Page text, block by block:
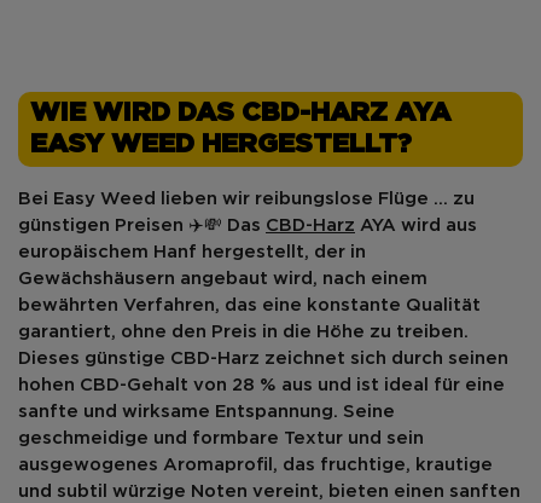
WIE WIRD DAS CBD-HARZ AYA
EASY WEED HERGESTELLT?
Bei Easy Weed
lieben wir reibungslose Flüge ... zu
günstigen Preisen ✈️💸 Das CBD-Harz AYA wird aus
europäischem Hanf hergestellt, der in
Gewächshäusern angebaut wird , nach einem
bewährten Verfahren, das eine konstante Qualität
garantiert, ohne den Preis in die Höhe zu treiben.
Dieses günstige CBD-Harz zeichnet sich durch seinen
hohen CBD-Gehalt von 28 % aus und ist ideal für eine
sanfte und wirksame Entspannung. Seine
geschmeidige und formbare Textur und sein
ausgewogenes Aromaprofil , das fruchtige, krautige
und subtil würzige Noten vereint, bieten einen sanften